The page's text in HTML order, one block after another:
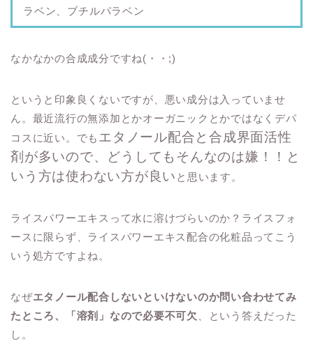
ラベン、ブチルパラベン
なかなかの合成成分ですね(・・;)
というと印象良くないですが、悪い成分は入っていませ
ん。最近流行の無添加とかオーガニックとかではなくデパ
コスに近い。でも エタノール配合と合成界面活性
剤が多いので、どうしてもそんなのは嫌！！と
いう方は使わない方が良い と思います。
ライスパワーエキスって水に溶けづらいのか？ライスフォ
ースに限らず、ライスパワーエキス配合の化粧品ってこう
いう処方ですよね。
なぜエタノール配合しないといけないのか問い合わせてみ
たところ、「溶剤」なので必要不可欠
、という答えだった
し。